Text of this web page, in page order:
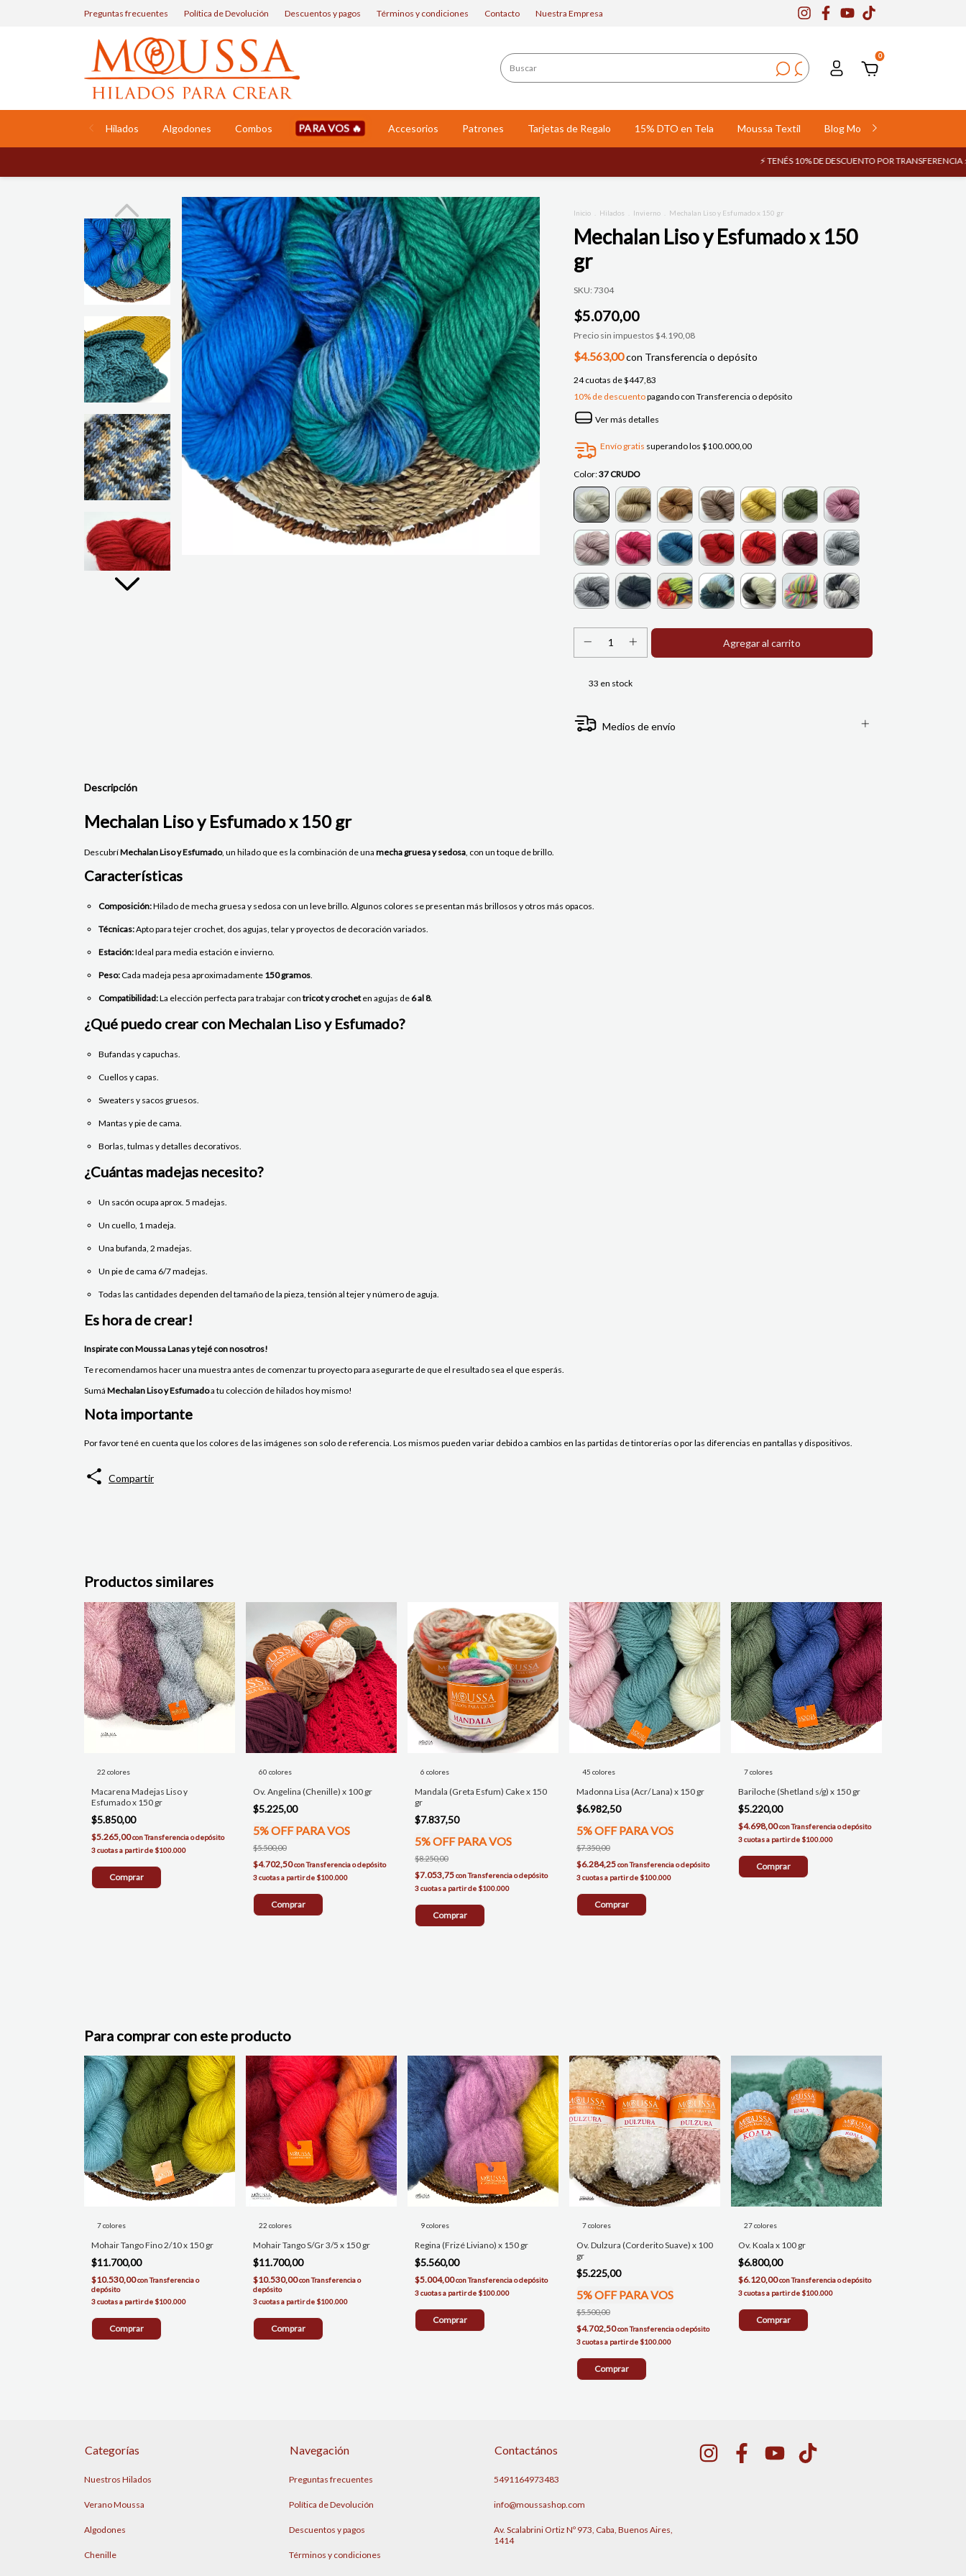
Preguntas frecuentes Política de Devolución Descuentos y pagos Términos y condiciones Contacto Nuestra Empresa
0
Hilados Algodones Combos PARA VOS Accesorios Patrones Tarjetas de Regalo 15% DTO en Tela Moussa Textil Blog Moussa
⚡ TENÉS 10% DE DESCUENTO POR TRANSFERENCIA ⚡ 🚚
Inicio Hilados Invierno Mechalan Liso y Esfumado x 150 gr
Mechalan Liso y Esfumado x 150
gr
SKU: 7304
$5.070,00
Precio sin impuestos $4.190,08
$4.563,00con Transferencia o depósito
24 cuotas de$447,83
10% de descuentopagando con Transferencia o depósito
Ver más detalles
Envío gratis superando los $100.000,00
Color:37 CRUDO
33 en stock
Medios de envío
Descripción
Mechalan Liso y Esfumado x 150 gr
DescubríMechalan Liso y Esfumado, un hilado que es la combinación de una mecha gruesa y sedosa, con un toque de brillo.
Características
Composición:Hilado de mecha gruesa y sedosa con un leve brillo. Algunos colores se presentan más brillosos y otros más opacos.
Técnicas:Apto para tejer crochet, dos agujas, telar y proyectos de decoración variados.
Estación:Ideal para media estación e invierno.
Peso:Cada madeja pesa aproximadamente 150 gramos.
Compatibilidad:La elección perfecta para trabajar con tricot y crocheten agujas de 6al 8.
¿Qué puedo crear con Mechalan Liso y Esfumado?
Bufandas y capuchas.
Cuellos y capas.
Sweaters y sacos gruesos.
Mantas y pie de cama.
Borlas, tulmas y detalles decorativos.
¿Cuántas madejas necesito?
Un sacón ocupa aprox. 5 madejas.
Un cuello, 1 madeja.
Una bufanda, 2 madejas.
Un pie de cama 6/7 madejas.
Todas las cantidades dependen del tamaño de la pieza, tensión al tejer y número de aguja.
Es hora de crear!
Inspirate con Moussa Lanas y tejé con nosotros!
Te recomendamos hacer una muestra antes de comenzar tu proyecto para asegurarte de que el resultado sea el que esperás.
Sumá Mechalan Liso y Esfumadoa tu colección de hilados hoy mismo!
Nota importante
Por favor tené en cuenta que los colores de las imágenes son solo de referencia. Los mismos pueden variar debido a cambios en las partidas de tintorerías o por las diferencias en pantallas y dispositivos.
Compartir
Productos similares
22 colores
Macarena Madejas Liso y
Esfumado x 150 gr
$5.850,00
$5.265,00conTransferencia o depósito
Comprar
60 colores
Ov. Angelina (Chenille) x 100 gr
$5.225,00
5% OFF PARA VOS
$5.500,00
$4.702,50conTransferencia o depósito
Comprar
6 colores
Mandala (Greta Esfum) Cake x 150
gr
$7.837,50
5% OFF PARA VOS
$8.250,00
$7.053,75conTransferencia o depósito
Comprar
45 colores
Madonna Lisa (Acr/ Lana) x 150 gr
$6.982,50
5% OFF PARA VOS
$7.350,00
$6.284,25conTransferencia o depósito
Comprar
7 colores
Bariloche (Shetland s/g) x 150 gr
$5.220,00
$4.698,00conTransferencia o depósito
Comprar
Para comprar con este producto
7 colores
Mohair Tango Fino 2/10 x 150 gr
$11.700,00
$10.530,00conTransferencia o
depósito
Comprar
22 colores
Mohair Tango S/Gr 3/5 x 150 gr
$11.700,00
$10.530,00conTransferencia o
depósito
Comprar
9 colores
Regina (Frizé Liviano) x 150 gr
$5.560,00
$5.004,00conTransferencia o depósito
Comprar
7 colores
Ov. Dulzura (Corderito Suave) x 100
gr
$5.225,00
5% OFF PARA VOS
$5.500,00
$4.702,50conTransferencia o depósito
Comprar
27 colores
Ov. Koala x 100 gr
$6.800,00
$6.120,00conTransferencia o depósito
Comprar
Categorías
Nuestros Hilados
Verano Moussa
Algodones
Chenille
Navegación
Preguntas frecuentes
Política de Devolución
Descuentos y pagos
Términos y condiciones
Contactános
5491164973483
info@moussashop.com
Av. Scalabrini Ortiz Nº 973, Caba, Buenos Aires,
1414